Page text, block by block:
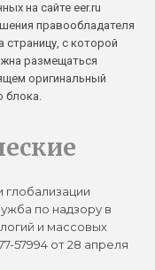
на сайте eer.ru
правообладателя
страницу, с которой
размещаться
оригинальный
блока.
по надзору в
и массовых
57994 от 28 апреля